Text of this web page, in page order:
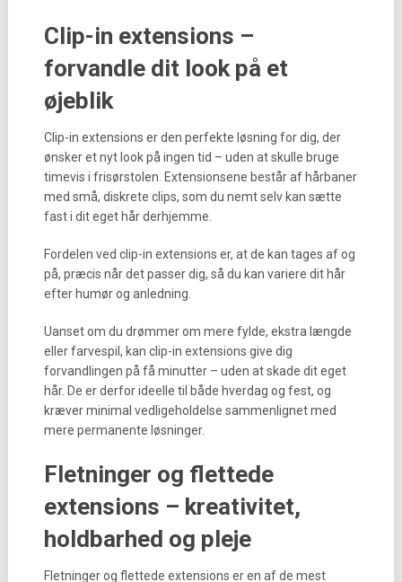
Clip-in extensions –
forvandle dit look på et
øjeblik
Clip-in extensions er den perfekte løsning for dig, der
ønsker et nyt look på ingen tid – uden at skulle bruge
timevis i frisørstolen. Extensionsene består af hårbaner
med små, diskrete clips, som du nemt selv kan sætte
fast i dit eget hår derhjemme.
Fordelen ved clip-in extensions er, at de kan tages af og
på, præcis når det passer dig, så du kan variere dit hår
efter humør og anledning.
Uanset om du drømmer om mere fylde, ekstra længde
eller farvespil, kan clip-in extensions give dig
forvandlingen på få minutter – uden at skade dit eget
hår. De er derfor ideelle til både hverdag og fest, og
kræver minimal vedligeholdelse sammenlignet med
mere permanente løsninger.
Fletninger og flettede
extensions – kreativitet,
holdbarhed og pleje
Fletninger og flettede extensions er en af de mest